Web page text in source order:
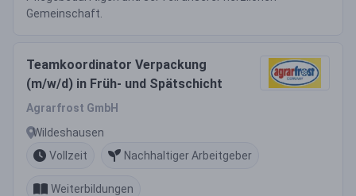
Gemeinschaft.
Teamkoordinator Verpackung
(m/w/d) in Früh- und Spätschicht
Agrarfrost GmbH
Wildeshausen
Vollzeit
Nachhaltiger Arbeitgeber
Weiterbildungen